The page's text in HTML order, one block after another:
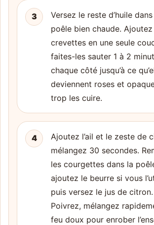
3
Versez le reste d’huile
poêle bien chaude.
crevettes en une seule
faites-les sauter 1 à 2
chaque côté jusqu’à ce
deviennent roses et
trop les cuire.
4
Ajoutez l’ail et le zeste de
mélangez 30 secondes.
les courgettes dans la
ajoutez le beurre si vous
puis versez le jus de citron.
Poivrez, mélangez
feu doux pour enrober